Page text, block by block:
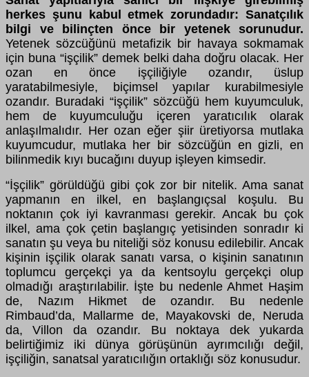
herkes şunu kabul etmek zorundadır: Sanatçılık
bilgi ve bilinçten önce bir yetenek sorunudur.
Yetenek sözcüğünü metafizik bir havaya sokmamak
için buna “işçilik” demek belki daha doğru olacak. Her
ozan en önce işçiliğiyle ozandır, üslup
yaratabilmesiyle, biçimsel yapılar kurabilmesiyle
ozandır. Buradaki “işçilik” sözcüğü hem kuyumculuk,
hem de kuyumculuğu içeren yaratıcılık olarak
anlaşılmalıdır. Her ozan eğer şiir üretiyorsa mutlaka
kuyumcudur, mutlaka her bir sözcüğün en gizli, en
bilinmedik kıyı bucağını duyup işleyen kimsedir.
“İşçilik” görüldüğü gibi çok zor bir nitelik. Ama sanat
yapmanın en ilkel, en başlangıçsal koşulu. Bu
noktanın çok iyi kavranması gerekir. Ancak bu çok
ilkel, ama çok çetin başlangıç yetisinden sonradır ki
sanatın şu veya bu niteliği söz konusu edilebilir. Ancak
kişinin işçilik olarak sanatı varsa, o kişinin sanatının
toplumcu gerçekçi ya da kentsoylu gerçekçi olup
olmadığı araştırılabilir. İşte bu nedenle Ahmet Haşim
de, Nazım Hikmet de ozandır. Bu nedenle
Rimbaud’da, Mallarme de, Mayakovski de, Neruda
da, Villon da ozandır. Bu noktaya dek yukarda
belirtiğimiz iki dünya görüşünün ayrımcılığı değil,
işçiliğin, sanatsal yaratıcılığın ortaklığı söz konusudur.